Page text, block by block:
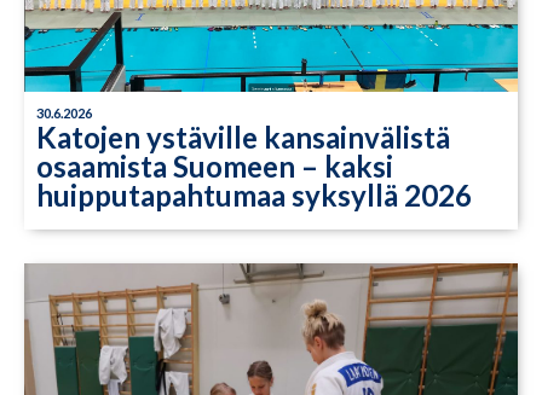
30.6.2026
Katojen ystäville kansainvälistä
osaamista Suomeen – kaksi
huipputapahtumaa syksyllä 2026